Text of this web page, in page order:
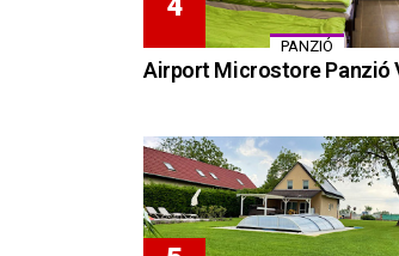
PANZIÓ
Airport Microstore Panzió